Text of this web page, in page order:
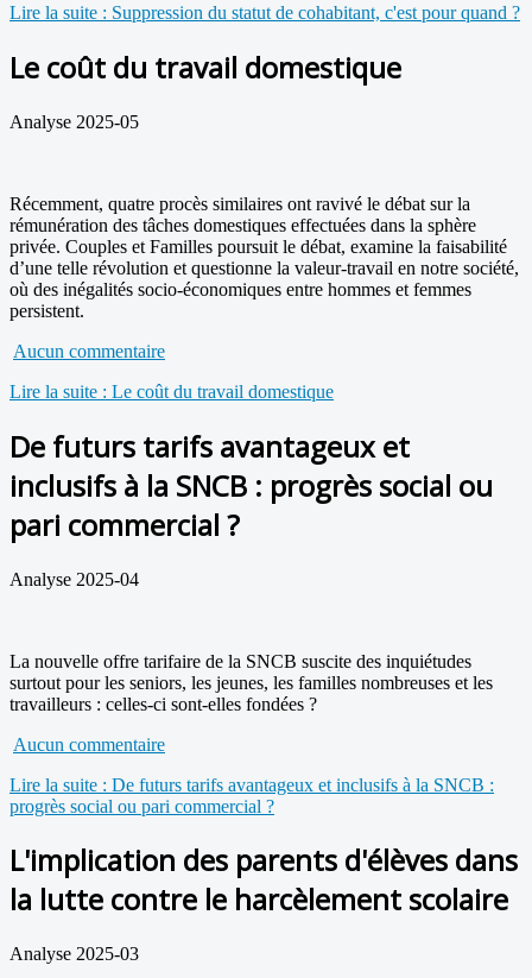
Lire la suite : Suppression du statut de cohabitant, c'est pour quand ?
Le coût du travail domestique
Analyse 2025-05
Récemment, quatre procès similaires ont ravivé le débat sur la
rémunération des tâches domestiques effectuées dans la sphère
privée. Couples et Familles poursuit le débat, examine la faisabilité
d’une telle révolution et questionne la valeur-travail en notre société,
où des inégalités socio-économiques entre hommes et femmes
persistent.
Aucun commentaire
Lire la suite : Le coût du travail domestique
De futurs tarifs avantageux et
inclusifs à la SNCB : progrès social ou
pari commercial ?
Analyse 2025-04
La nouvelle offre tarifaire de la SNCB suscite des inquiétudes
surtout pour les seniors, les jeunes, les familles nombreuses et les
travailleurs : celles-ci sont-elles fondées ?
Aucun commentaire
Lire la suite : De futurs tarifs avantageux et inclusifs à la SNCB :
progrès social ou pari commercial ?
L'implication des parents d'élèves dans
la lutte contre le harcèlement scolaire
Analyse 2025-03